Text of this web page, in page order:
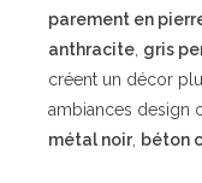
parement en
anthracite gris
créent un décor
ambiances design
métal noir, béton